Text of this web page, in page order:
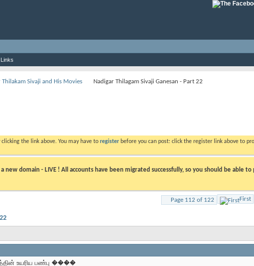
Thilakam Sivaji and His Movies Nadigar Thilagam Sivaji Ganesan - Part 22
clicking the link above. You may have to register before you can post: click the register link above to
new domain - LIVE ! All accounts have been migrated successfully, so you should be able
Page 112 of 122 First
உயரிய பண்பு ����